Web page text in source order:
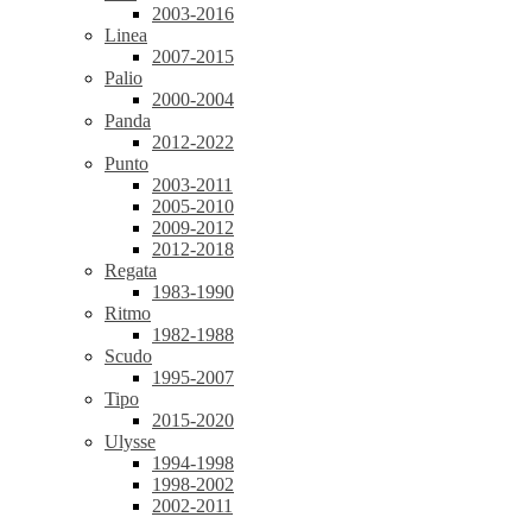
2003-2016
Linea
2007-2015
Palio
2000-2004
Panda
2012-2022
Punto
2003-2011
2005-2010
2009-2012
2012-2018
Regata
1983-1990
Ritmo
1982-1988
Scudo
1995-2007
Tipo
2015-2020
Ulysse
1994-1998
1998-2002
2002-2011